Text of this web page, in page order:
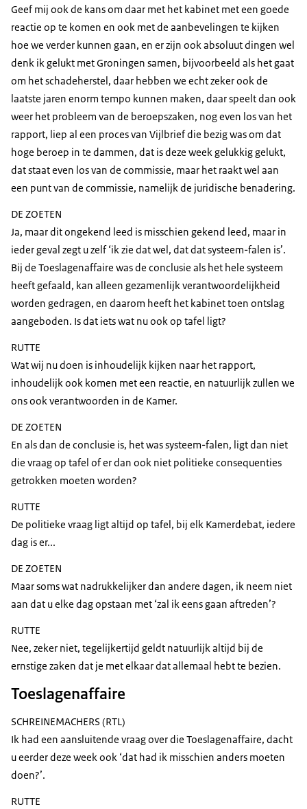
Geef mij ook de kans om daar met het kabinet met een goede
reactie op te komen en ook met de aanbevelingen te kijken
hoe we verder kunnen gaan, en er zijn ook absoluut dingen wel
denk ik gelukt met Groningen samen, bijvoorbeeld als het gaat
om het schadeherstel, daar hebben we echt zeker ook de
laatste jaren enorm tempo kunnen maken, daar speelt dan ook
weer het probleem van de beroepszaken, nog even los van het
rapport, liep al een proces van Vijlbrief die bezig was om dat
hoge beroep in te dammen, dat is deze week gelukkig gelukt,
dat staat even los van de commissie, maar het raakt wel aan
een punt van de commissie, namelijk de juridische benadering.
DE ZOETEN
Ja, maar dit ongekend leed is misschien gekend leed, maar in
ieder geval zegt u zelf ‘ik zie dat wel, dat dat systeem-falen is’.
Bij de Toeslagenaffaire was de conclusie als het hele systeem
heeft gefaald, kan alleen gezamenlijk verantwoordelijkheid
worden gedragen, en daarom heeft het kabinet toen ontslag
aangeboden. Is dat iets wat nu ook op tafel ligt?
RUTTE
Wat wij nu doen is inhoudelijk kijken naar het rapport,
inhoudelijk ook komen met een reactie, en natuurlijk zullen we
ons ook verantwoorden in de Kamer.
DE ZOETEN
En als dan de conclusie is, het was systeem-falen, ligt dan niet
die vraag op tafel of er dan ook niet politieke consequenties
getrokken moeten worden?
RUTTE
De politieke vraag ligt altijd op tafel, bij elk Kamerdebat, iedere
dag is er...
DE ZOETEN
Maar soms wat nadrukkelijker dan andere dagen, ik neem niet
aan dat u elke dag opstaan met ‘zal ik eens gaan aftreden’?
RUTTE
Nee, zeker niet, tegelijkertijd geldt natuurlijk altijd bij de
ernstige zaken dat je met elkaar dat allemaal hebt te bezien.
Toeslagenaffaire
SCHREINEMACHERS (RTL)
Ik had een aansluitende vraag over die Toeslagenaffaire, dacht
u eerder deze week ook ‘dat had ik misschien anders moeten
doen?’.
RUTTE